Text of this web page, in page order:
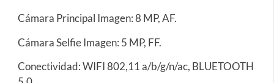
Cámara Principal Imagen: 8 MP, AF.
Cámara Selfie Imagen: 5 MP, FF.
Conectividad: WIFI 802,11 a/b/g/n/ac, BLUETOOTH